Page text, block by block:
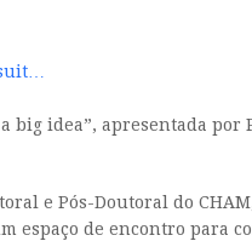
idea”, apresentada
e Pós-Doutoral do
espaço de encontro para